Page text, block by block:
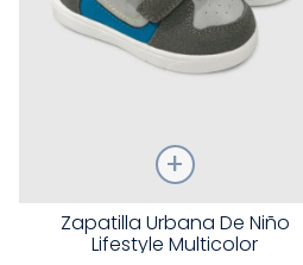
Elige una opción
Zapatilla Urbana De Niño
Lifestyle Multicolor